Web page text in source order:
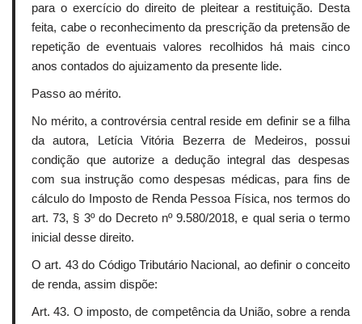
para o exercício do direito de pleitear a restituição. Desta
feita, cabe o reconhecimento da prescrição da pretensão de
repetição de eventuais valores recolhidos há mais cinco
anos contados do ajuizamento da presente lide.
Passo ao mérito.
No mérito, a controvérsia central reside em definir se a filha
da autora, Letícia Vitória Bezerra de Medeiros, possui
condição que autorize a dedução integral das despesas
com sua instrução como despesas médicas, para fins de
cálculo do Imposto de Renda Pessoa Física, nos termos do
art. 73, § 3º do Decreto nº 9.580/2018, e qual seria o termo
inicial desse direito.
O art. 43 do Código Tributário Nacional, ao definir o conceito
de renda, assim dispõe:
Art. 43. O imposto, de competência da União, sobre a renda